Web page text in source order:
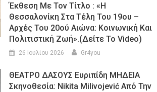
Έκθεση Με Τον Τίτλο : «Η
Θεσσαλονίκη Στα Τέλη Του 19ου –
Αρχές Του 20ού Αιώνα: Κοινωνική Και
Πολιτιστική Ζωή».(Δείτε Το Video)
26 Ιουλίου 2026 Gr4you
ΘΕΑΤΡΟ ΔΑΣΟΥΣ Ευριπίδη ΜΗΔΕΙΑ
Σκηνοθεσία: Nikita Milivojević Από Την